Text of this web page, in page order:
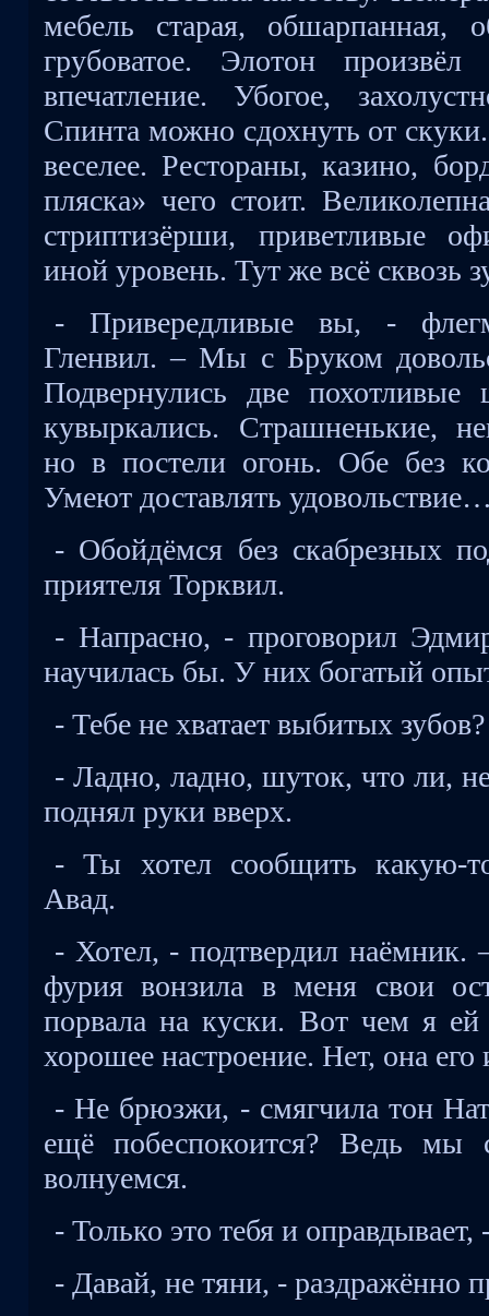
мебель старая, обшарпанная,
грубоватое. Элотон
впечатление. Убогое,
Спинта можно сдохнуть от
веселее. Рестораны, казино,
пляска» чего стоит.
стриптизёрши, приветливые
иной уровень. Тут же всё сквозь
- Привередливые вы, -
Гленвил. – Мы с Бруком
Подвернулись две
кувыркались. Страшненькие,
но в постели огонь. Обе без
Умеют доставлять
- Обойдёмся без скабрезных
приятеля Торквил.
- Напрасно, - проговорил
научилась бы. У них богатый
- Тебе не хватает выбитых
- Ладно, ладно, шуток, что ли,
поднял руки вверх.
- Ты хотел сообщить какую-
Авад.
- Хотел, - подтвердил наёмник.
фурия вонзила в меня свои
порвала на куски. Вот чем я ей
хорошее настроение. Нет, она его
- Не брюзжи, - смягчила тон
ещё побеспокоится? Ведь мы
волнуемся.
- Только это тебя и
- Давай, не тяни, - раздражённо